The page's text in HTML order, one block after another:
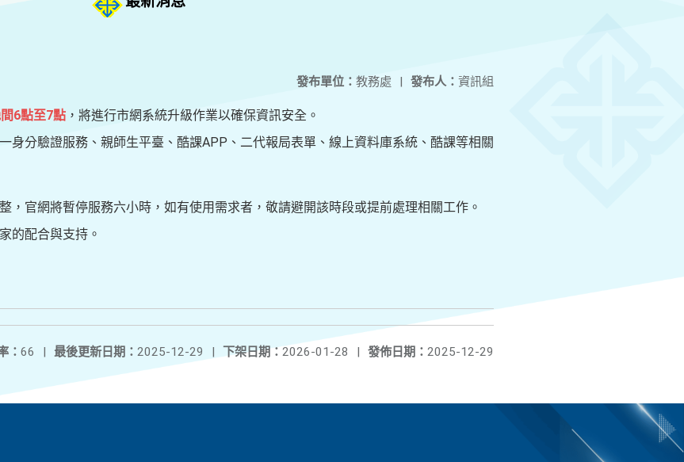
發布人： 資訊組
發布單位： 教務處 |
6點至7點 ，將進行市網系統升級作業以確保資訊安全。
身分驗證服務、親師生平臺、酷課APP、二代報局表單、線上資料庫系統、酷課等相關
，官網將暫停服務六小時，如有使用需求者，敬請避開該時段或提前處理相關工作。
的配合與支持。
發佈日期： 2025-12-29
下架日期： 2026-01-28 |
最後更新日期： 2025-12-29 |
： 66 |